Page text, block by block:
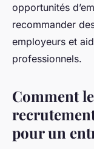
opportunités
recommander
employeurs et
professionnels.
Comment
pour un